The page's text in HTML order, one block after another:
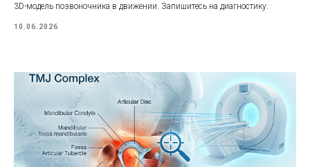
3D-модель позвоночника в движении. Запишитесь на диагностику.
10.06.2026